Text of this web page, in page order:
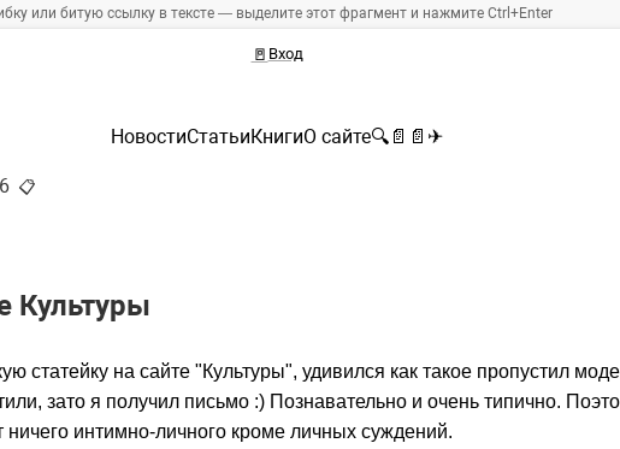
или битую ссылку в тексте — выделите этот фрагмент и нажмите Ctrl+Enter
🚪 Вход
НовостиСтатьиКнигиО сайте🔍 📄 📄 ✈
📋
Культуры
статейку на сайте "Культуры", удивился как такое пропустил
зато я получил письмо :) Познавательно и очень типично.
ничего интимно-личного кроме личных суждений.